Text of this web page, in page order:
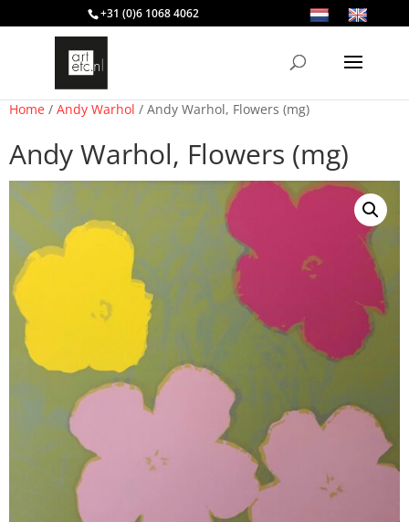
+31 (0)6 1068 4062
Home / Andy Warhol / Andy Warhol, Flowers (mg)
Andy Warhol, Flowers (mg)